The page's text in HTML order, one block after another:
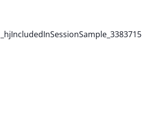
_hjIncludedInSessionSample_3383715